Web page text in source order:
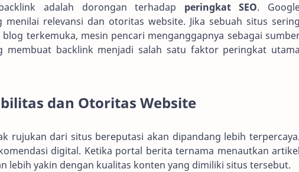
adalah dorongan terhadap peringkat SEO.
relevansi dan otoritas website. Jika sebuah situs sering
terkemuka, mesin pencari menganggapnya sebagai
membuat backlink menjadi salah satu faktor peringkat utama
dan Otoritas Website
rujukan dari situs bereputasi akan dipandang lebih terpercaya.
digital. Ketika portal berita ternama menautkan artikel
lebih yakin dengan kualitas konten yang dimiliki situs tersebut.